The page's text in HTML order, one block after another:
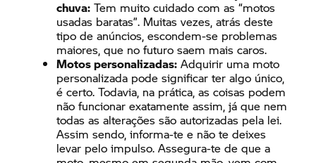
chuva: Tem muito cuidado com as “motos
usadas baratas”. Muitas vezes, atrás deste
tipo de anúncios, escondem-se problemas
maiores, que no futuro saem mais caros.
Motos personalizadas: Adquirir uma moto
personalizada pode significar ter algo único,
é certo. Todavia, na prática, as coisas podem
não funcionar exatamente assim, já que nem
todas as alterações são autorizadas pela lei.
Assim sendo, informa-te e não te deixes
levar pelo impulso. Assegura-te de que a